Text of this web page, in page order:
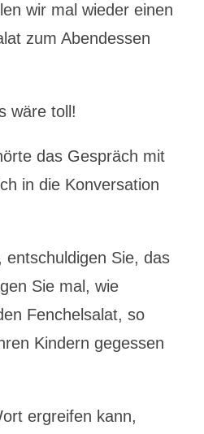
wir mal wieder einen
zum Abendessen
wäre toll!
das Gespräch mit
in die Konversation
entschuldigen Sie, das
Sie mal, wie
Fenchelsalat, so
Kindern gegessen
ergreifen kann,